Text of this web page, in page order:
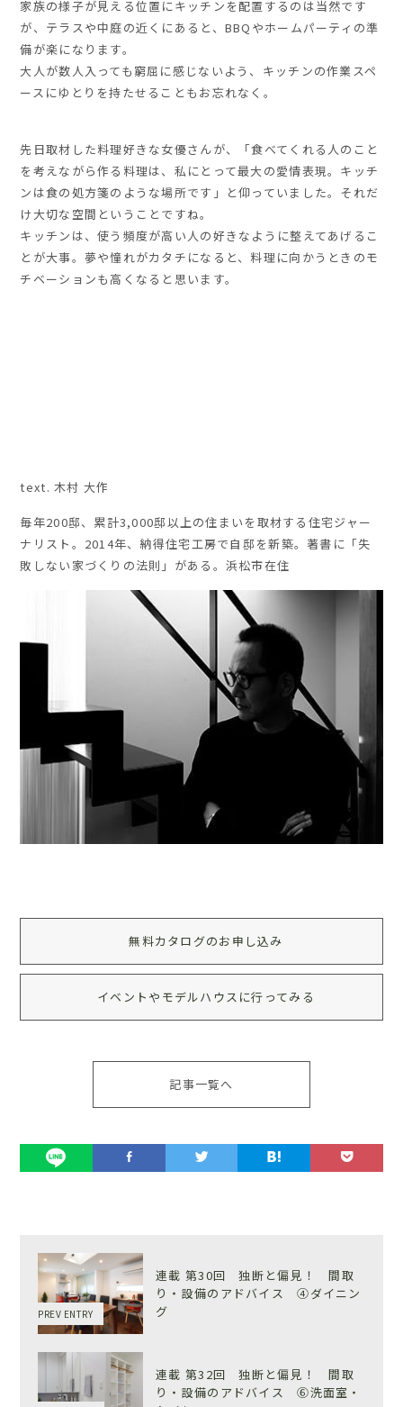
家族の様子が見える位置にキッチンを配置するのは当然です
が、テラスや中庭の近くにあると、BBQやホームパーティの準
備が楽になります。
大人が数人入っても窮屈に感じないよう、キッチンの作業スペ
ースにゆとりを持たせることもお忘れなく。
先日取材した料理好きな女優さんが、「食べてくれる人のこと
を考えながら作る料理は、私にとって最大の愛情表現。キッチ
ンは食の処方箋のような場所です」と仰っていました。それだ
け大切な空間ということですね。
キッチンは、使う頻度が高い人の好きなように整えてあげるこ
とが大事。夢や憧れがカタチになると、料理に向かうときのモ
チベーションも高くなると思います。
text. 木村 大作
毎年200邸、累計3,000邸以上の住まいを取材する住宅ジャー
ナリスト。 2014年、納得住宅工房で自邸を新築。著書に「失
敗しない家づくりの法則」がある。浜松市在住
無料カタログのお申し込み
イベントやモデルハウスに行ってみる
記事一覧へ
PREV ENTRY
連載 第30回 独断と偏見！ 間取
り・設備のアドバイス ④ダイニン
グ
連載 第32回 独断と偏見！ 間取
り・設備のアドバイス ⑥洗面室・